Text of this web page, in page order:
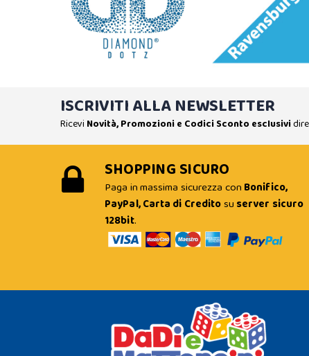
ISCRIVITI ALLA NEWSLETTER
Ricevi Novità, Promozioni e Codici Sconto esclusivi
SHOPPING SICURO
Paga in massima sicurezza con Bonifico,
PayPal, Carta di Creditosu server sicuro
128bit.